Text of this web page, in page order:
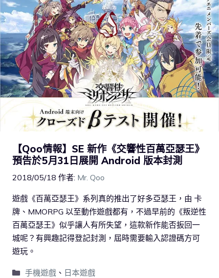
【Qoo情報】SE 新作《交響性百萬亞瑟王》
預告於5月31日展開 Android 版本封測
2018/05/18 作者: Mr. Qoo
遊戲《百萬亞瑟王》系列真的推出了好多亞瑟王，由 卡
牌、MMORPG 以至動作遊戲都有，不過早前的《叛逆性
百萬亞瑟王》似乎讓人有所失望，這款新作能否扳回一
城呢？有興趣記得登記封測，屆時需要輸入認證碼方可
遊玩。
手機遊戲、 日本遊戲